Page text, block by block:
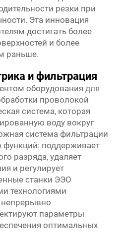
резки при
Эта инновация
достигать более
и более
раньше.
и фильтрация
оборудования для
проволокой
система, которая
воду вокруг
система фильтрации
функций: поддерживает
разряда, удаляет
и регулирует
станки ЭЭО
технологиями
параметры
оптимальных